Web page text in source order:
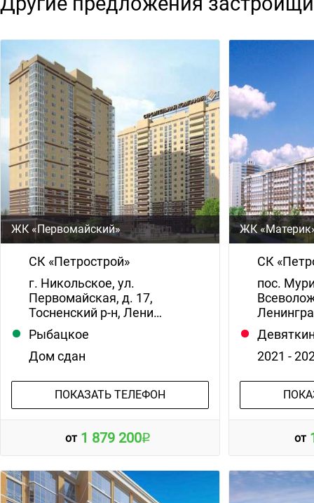
ЖК «Первомайский»
СК «Петрострой»
г. Никольское, ул.
Первомайская, д. 17,
Тосненский р-н, Лени…
Рыбацкое
Дом сдан
ПОКАЗАТЬ ТЕЛЕФОН
от 1 879 200
ЖК
СК
пос.
2021 -
от